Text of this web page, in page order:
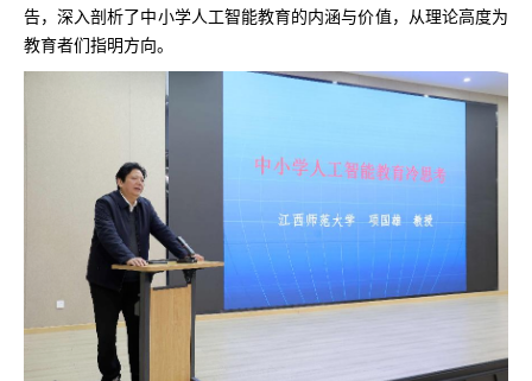
告，深入剖析了中小学人工智能教育的内涵与价值，从理论高度为
教育者们指明方向。